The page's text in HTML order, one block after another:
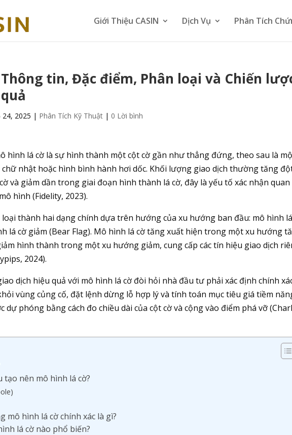
Giới Thiệu CASIN Dịch Vụ Phân Tích
tin, Đặc điểm, Phân loại và Chiến
24, 2025 | Phân Tích Kỹ Thuật | 0 Lời bình
hình lá cờ là sự hình thành một cột cờ gần như thẳng đứng, theo sau là
chữ nhật hoặc hình bình hành hơi dốc. Khối lượng giao dịch thường tăng
và giảm dần trong giai đoạn hình thành lá cờ, đây là yếu tố xác nhận quan
hình (Fidelity, 2023).
thành hai dạng chính dựa trên hướng của xu hướng ban đầu: mô hình
lá cờ giảm (Bear Flag). Mô hình lá cờ tăng xuất hiện trong một xu hướng
hình thành trong một xu hướng giảm, cung cấp các tín hiệu giao dịch
2024).
dịch hiệu quả với mô hình lá cờ đòi hỏi nhà đầu tư phải xác định chính
vùng củng cố, đặt lệnh dừng lỗ hợp lý và tính toán mục tiêu giá tiềm
phóng bằng cách đo chiều dài của cột cờ và cộng vào điểm phá vỡ
tạo nên mô hình lá cờ?
mô hình lá cờ chính xác là gì?
lá cờ nào phổ biến?